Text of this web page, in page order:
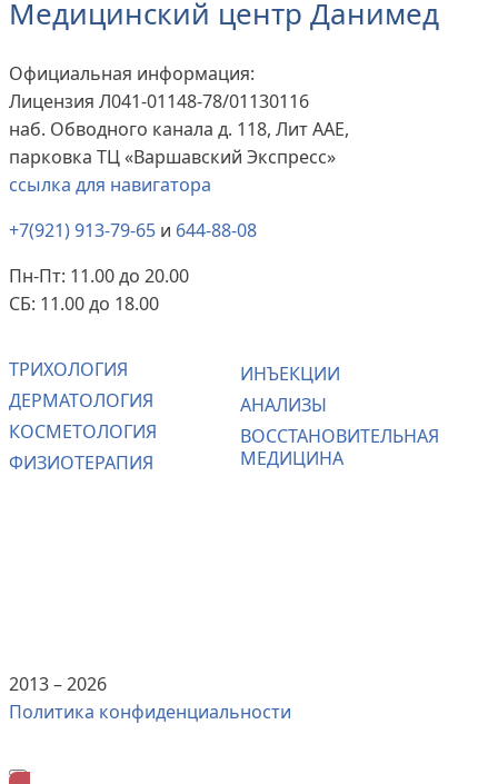
Медицинский центр Данимед
Официальная информация:
Лицензия Л041-01148-78/01130116
наб. Обводного канала д. 118, Лит ААЕ,
парковка ТЦ «Варшавский Экспресс»
ссылка для навигатора
+7(921) 913-79-65 и 644-88-08
Пн-Пт: 11.00 до 20.00
СБ: 11.00 до 18.00
ТРИХОЛОГИЯ
ДЕРМАТОЛОГИЯ
КОСМЕТОЛОГИЯ
ФИЗИОТЕРАПИЯ
ИНЪЕКЦИИ
АНАЛИЗЫ
ВОССТАНОВИТЕЛЬНАЯ
МЕДИЦИНА
2013 –2026
Политика конфиденциальности